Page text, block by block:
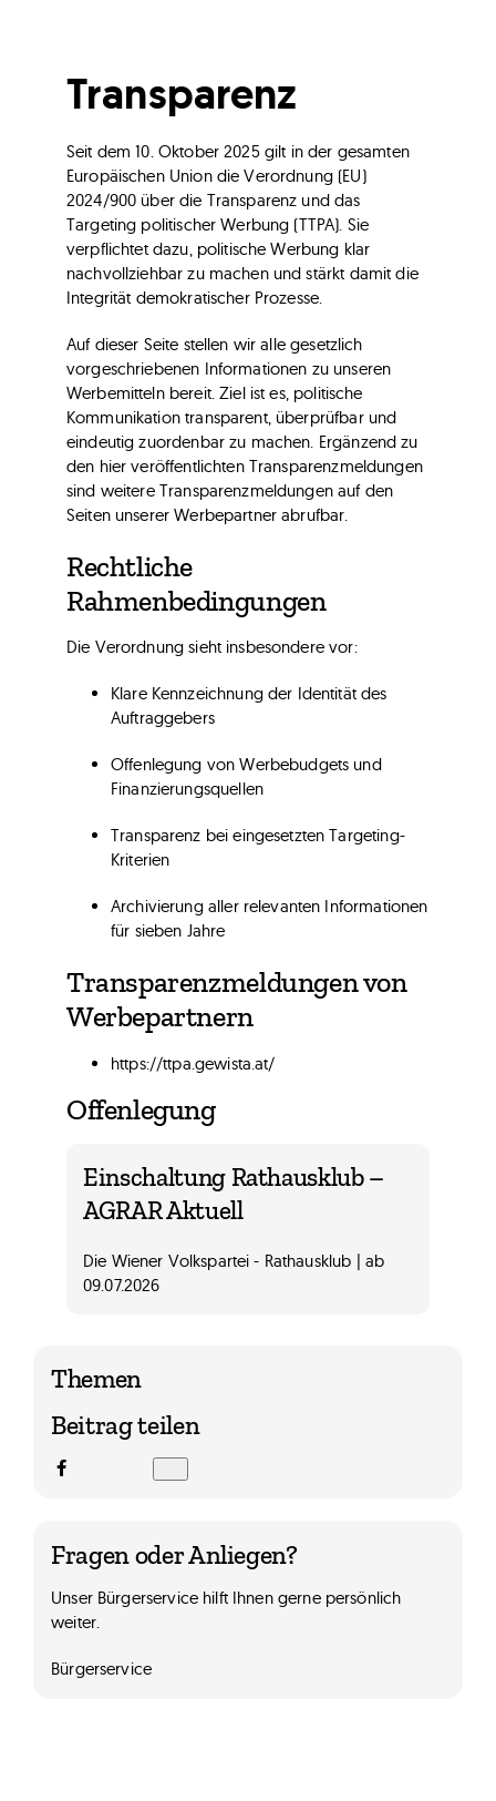
Transparenz
Seit dem 10. Oktober 2025 gilt in der gesamten
Europäischen Union die Verordnung (EU)
2024/900 über die Transparenz und das
Targeting politischer Werbung (TTPA). Sie
verpflichtet dazu, politische Werbung klar
nachvollziehbar zu machen und stärkt damit die
Integrität demokratischer Prozesse.
Auf dieser Seite stellen wir alle gesetzlich
vorgeschriebenen Informationen zu unseren
Werbemitteln bereit. Ziel ist es, politische
Kommunikation transparent, überprüfbar und
eindeutig zuordenbar zu machen. Ergänzend zu
den hier veröffentlichten Transparenzmeldungen
sind weitere Transparenzmeldungen auf den
Seiten unserer Werbepartner abrufbar.
Rechtliche
Rahmenbedingungen
Die Verordnung sieht insbesondere vor:
Klare Kennzeichnung der Identität des
Auftraggebers
Offenlegung von Werbebudgets und
Finanzierungsquellen
Transparenz bei eingesetzten Targeting-
Kriterien
Archivierung aller relevanten Informationen
für sieben Jahre
Transparenzmeldungen von
Werbepartnern
https://ttpa.gewista.at/
Offenlegung
Einschaltung Rathausklub –
AGRAR Aktuell
Die Wiener Volkspartei - Rathausklub | ab
09.07.2026
Themen
Beitrag teilen
Fragen oder Anliegen?
Unser Bürgerservice hilft Ihnen gerne persönlich
weiter.
Bürgerservice